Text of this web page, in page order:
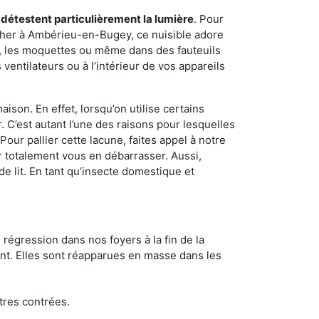
particulièrement la lumière. Pour
à Ambérieu-en-Bugey, ce nuisible adore
moquettes ou même dans des fauteuils
ou à l’intérieur de vos appareils
En effet, lorsqu’on utilise certains
autant l’une des raisons pour lesquelles
pallier cette lacune, faites appel à notre
vous en débarrasser. Aussi,
lit. En tant qu’insecte domestique et
dans nos foyers à la fin de la
Elles sont réapparues en masse dans les
contrées.